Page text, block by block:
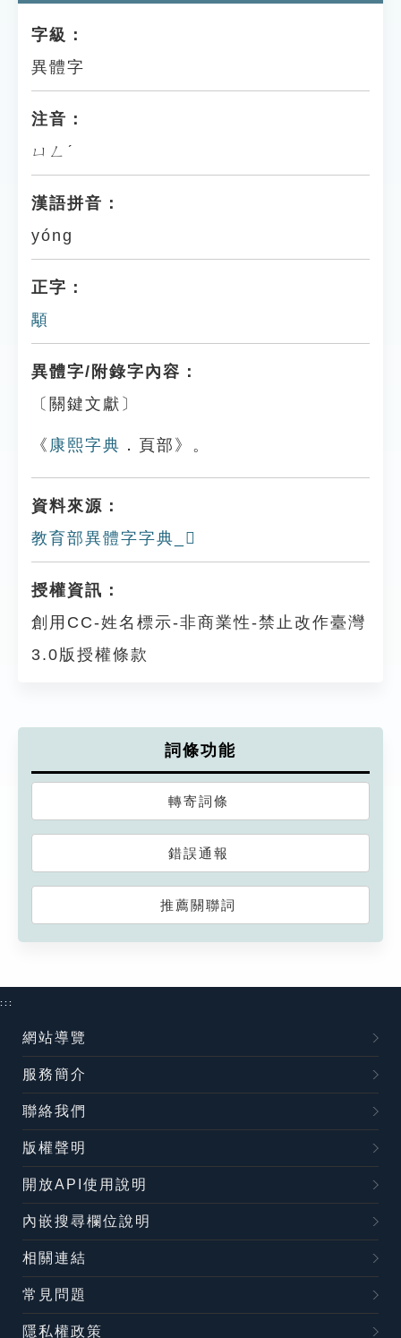
字級：
異體字
注音：
ㄩㄥˊ
漢語拼音：
yóng
正字：
顒
異體字/附錄字內容：
〔關鍵文獻〕
《 康熙字典 ．頁部》。
資料來源：
教育部異體字字典_𩔔
授權資訊：
創用CC-姓名標示-非商業性-禁止改作臺灣
3.0版授權條款
詞條功能
轉寄詞條
錯誤通報
推薦關聯詞
:::
網站導覽
服務簡介
聯絡我們
版權聲明
開放API使用說明
內嵌搜尋欄位說明
相關連結
常見問題
隱私權政策